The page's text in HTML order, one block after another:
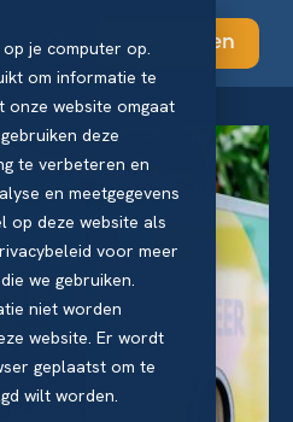
je computer op.
om informatie te
onze website omgaat
deze
te verbeteren en
en meetgegevens
op deze website als
voor meer
we gebruiken.
niet worden
website. Er wordt
geplaatst om te
wilt worden.
Abonneren